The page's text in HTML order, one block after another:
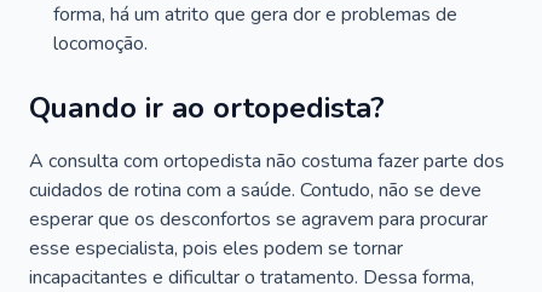
forma, há um atrito que gera dor e problemas de
locomoção.
Quando ir ao ortopedista?
A consulta com ortopedista não costuma fazer parte dos
cuidados de rotina com a saúde. Contudo, não se deve
esperar que os desconfortos se agravem para procurar
esse especialista, pois eles podem se tornar
incapacitantes e dificultar o tratamento. Dessa forma,